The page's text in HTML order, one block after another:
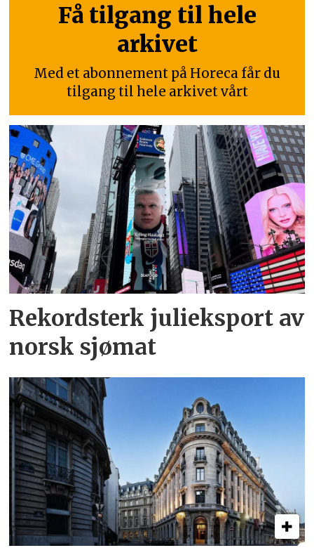
Få tilgang til hele
arkivet
Med et abonnement på Horeca får du
tilgang til hele arkivet vårt
Rekordsterk julieksport av
norsk sjømat